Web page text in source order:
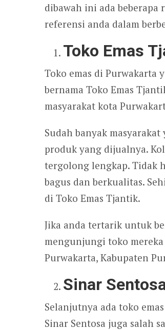
dibawah ini ada beberapa
referensi anda dalam
Toko Emas
Toko emas di Purwakarta
bernama Toko Emas
masyarakat kota
Sudah banyak
produk yang dijualnya.
tergolong lengkap. Tidak
bagus dan berkualitas.
di Toko Emas Tjantik.
Jika anda tertarik untuk
mengunjungi toko mereka
Purwakarta, Kabupaten
Sinar
Selanjutnya ada toko
Sinar Sentosa juga salah